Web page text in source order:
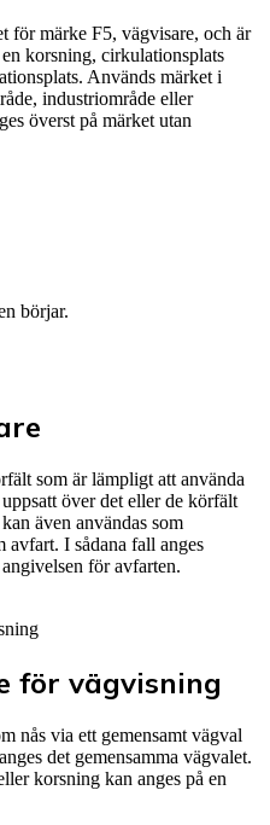
för märke F5, vägvisare, och är
korsning, cirkulationsplats
Används märket i
industriområde eller
överst på märket utan
börjar.
som är lämpligt att använda
över det eller de körfält
även användas som
avfart. I sådana fall anges
för avfarten.
för vägvisning
nås via ett gemensamt vägval
det gemensamma vägvalet.
korsning kan anges på en